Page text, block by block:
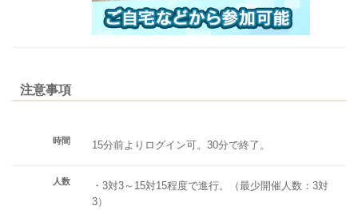
注意事項
時間 15分前よりログイン可。30分で終了。
人数
・3対3～15対15程度で進行。（最少開催人数：3対
3）